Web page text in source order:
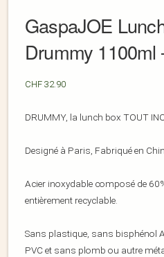
GaspaJOE
Drummy 1100ml
CHF 32.90
DRUMMY, la lunch box TOUT
Designé à Paris, Fabriqué en
Acier inoxydable composé de
entièrement recyclable.
Sans plastique, sans bisphénol
PVC et sans plomb ou autre